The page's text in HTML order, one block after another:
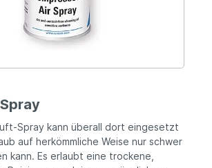
Spray kann überall dort eingesetzt
auf herkömmliche Weise nur schwer
kann. Es erlaubt eine trockene,